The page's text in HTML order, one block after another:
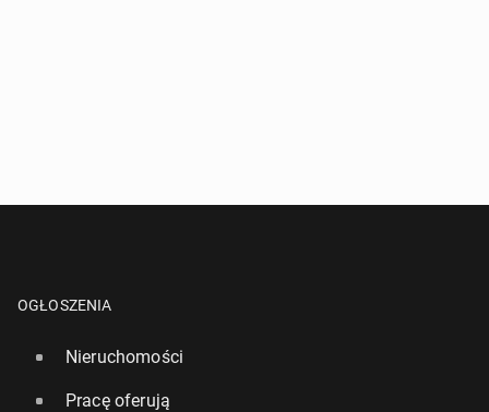
OGŁOSZENIA
Nieruchomości
Pracę oferują